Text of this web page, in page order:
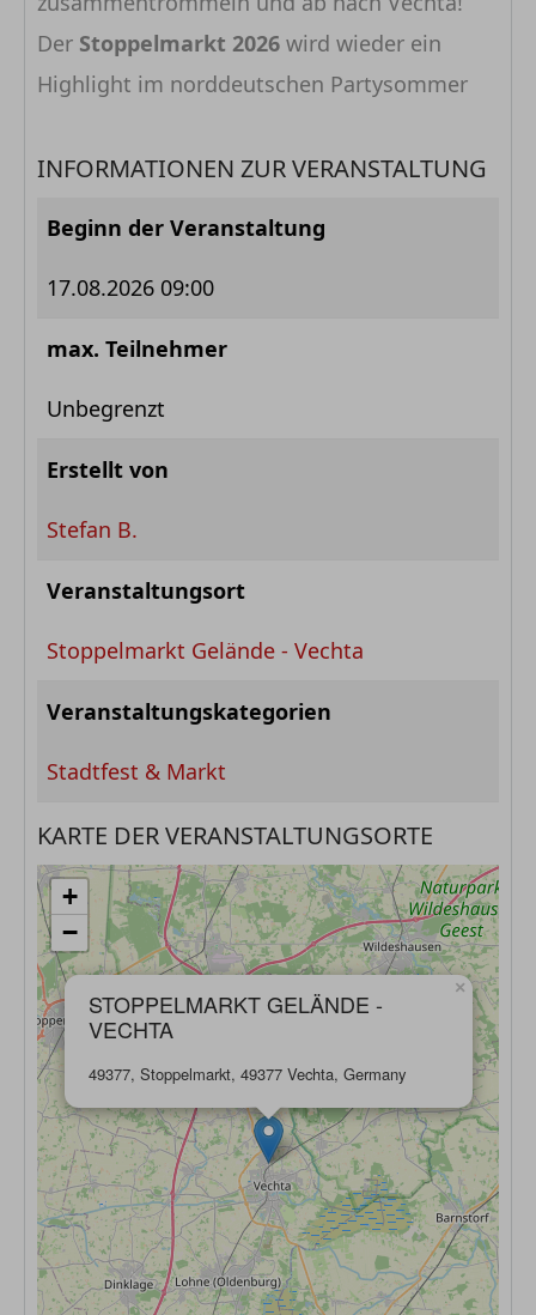
Der Stoppelmarkt 2026 wird wieder ein
Highlight im norddeutschen Partysommer
INFORMATIONEN ZUR VERANSTALTUNG
Beginn der Veranstaltung
17.08.2026 09:00
max. Teilnehmer
Unbegrenzt
Erstellt von
Stefan B.
Veranstaltungsort
Stoppelmarkt Gelände - Vechta
Veranstaltungskategorien
Stadtfest & Markt
KARTE DER VERANSTALTUNGSORTE
STOPPELMARKT GELÄNDE -
VECHTA
49377, Stoppelmarkt, 49377 Vechta, Germany
×
+
−